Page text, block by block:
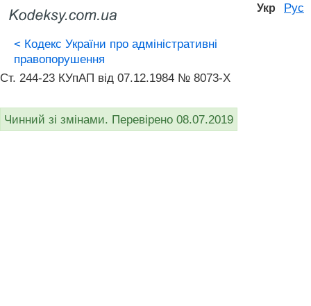
Укр Рус
< Кодекс України про адміністративні
правопорушення
Ст. 244-23 КУпАП вiд 07.12.1984 № 8073-X
Чинний зі змінами. Перевірено 08.07.2019